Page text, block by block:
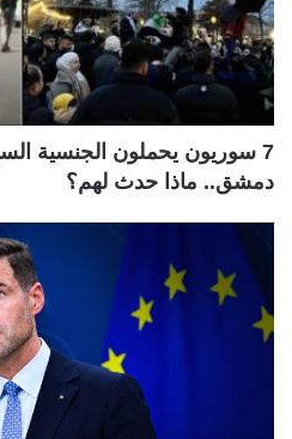
7 سوريون يحملون الجنسية
دمشق.. ماذا حدث لهم؟